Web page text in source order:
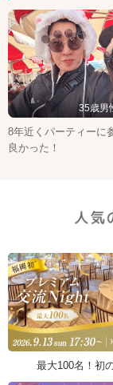
35歳男
8年近くパーティーに
良かった！
最大100名！初